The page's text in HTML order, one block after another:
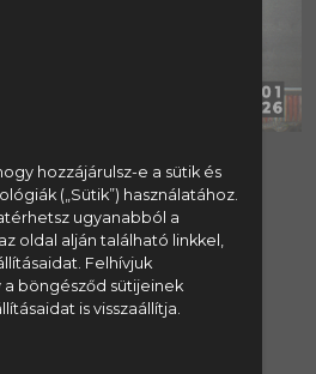
hozzájárulsz-e a sütik és
(„Sütik”) használatához.
ugyanabból a
oldal alján található linkkel,
Felhívjuk
böngésződ sütijeinek
is visszaállítja.
lépj be: